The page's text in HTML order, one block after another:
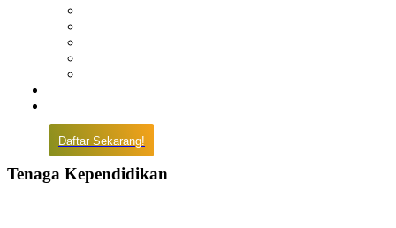
Daftar Sekarang!
Tenaga Kependidikan